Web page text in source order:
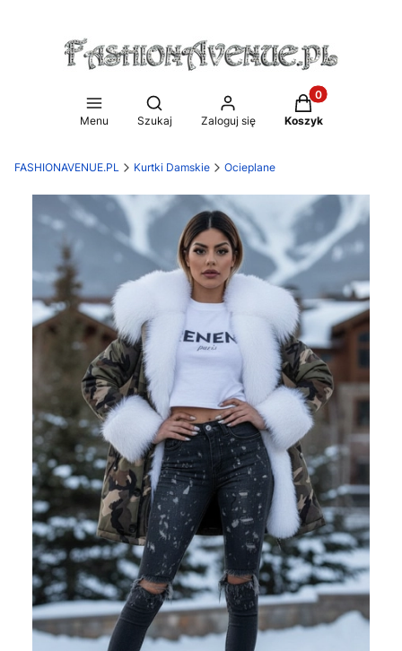
Menu
Otwórz wyszukiwarkę
Szukaj Zaloguj się
Produkty w
Koszyk
FASHIONAVENUE.PL Kurtki Damskie Ocieplane